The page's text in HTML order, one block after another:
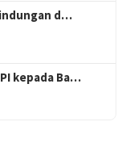
d…
kepada Ba…